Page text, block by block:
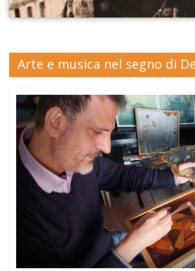
Arte e musica nel segno di